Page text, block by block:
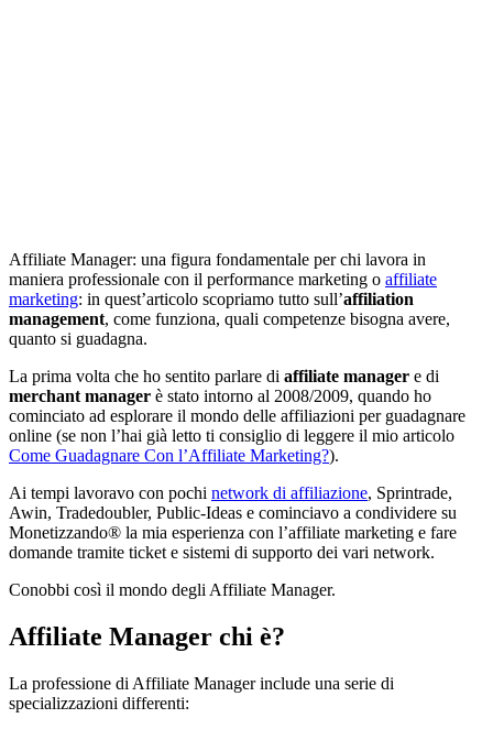
Affiliate Manager: una figura fondamentale per chi lavora in
maniera professionale con il performance marketing o affiliate
marketing: in quest’articolo scopriamo tutto sull’affiliation
management, come funziona, quali competenze bisogna avere,
quanto si guadagna.
La prima volta che ho sentito parlare di affiliate manager e di
merchant manager è stato intorno al 2008/2009, quando ho
cominciato ad esplorare il mondo delle affiliazioni per guadagnare
online (se non l’hai già letto ti consiglio di leggere il mio articolo
Come Guadagnare Con l’Affiliate Marketing?).
Ai tempi lavoravo con pochi network di affiliazione, Sprintrade,
Awin, Tradedoubler, Public-Ideas e cominciavo a condividere su
Monetizzando® la mia esperienza con l’affiliate marketing e fare
domande tramite ticket e sistemi di supporto dei vari network.
Conobbi così il mondo degli Affiliate Manager.
Affiliate Manager chi è?
La professione di Affiliate Manager include una serie di
specializzazioni differenti: